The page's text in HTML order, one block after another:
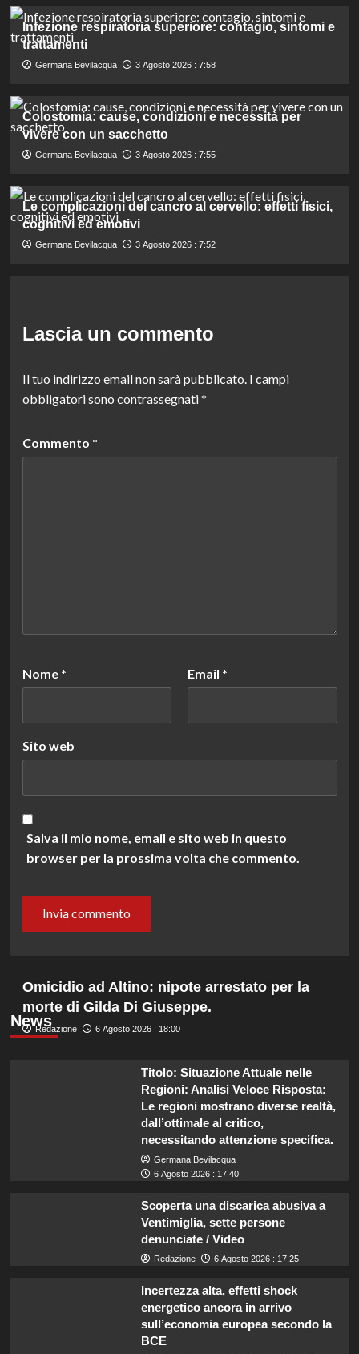
Infezione respiratoria superiore: contagio, sintomi e
trattamenti
Germana Bevilacqua 3 Agosto 2026 : 7:58
Colostomia: cause, condizioni e necessità per
vivere con un sacchetto
Germana Bevilacqua 3 Agosto 2026 : 7:55
Le complicazioni del cancro al cervello: effetti fisici,
cognitivi ed emotivi
Germana Bevilacqua 3 Agosto 2026 : 7:52
Lascia un commento
Il tuo indirizzo email non sarà pubblicato. I campi
obbligatori sono contrassegnati*
Commento *
Nome * Email *
Sito web
Salva il mio nome, email e sito web in questo
browser per la prossima volta che commento.
News
Omicidio ad Altino: nipote arrestato per la
morte di Gilda Di Giuseppe.
Redazione 6 Agosto 2026 : 18:00
Titolo: Situazione Attuale nelle
Regioni: Analisi Veloce Risposta:
Le regioni mostrano diverse realtà,
dall’ottimale al critico,
necessitando attenzione specifica.
Germana Bevilacqua
6 Agosto 2026 : 17:40
Scoperta una discarica abusiva a
Ventimiglia, sette persone
denunciate / Video
Redazione 6 Agosto 2026 : 17:25
Incertezza alta, effetti shock
energetico ancora in arrivo
sull’economia europea secondo la
BCE